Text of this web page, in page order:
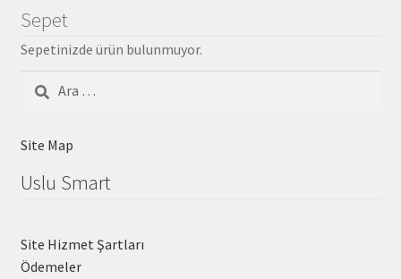
Sepet
Sepetinizde ürün bulunmuyor.
Arama:
Site Map
Uslu Smart
Site Hizmet Şartları
Ödemeler